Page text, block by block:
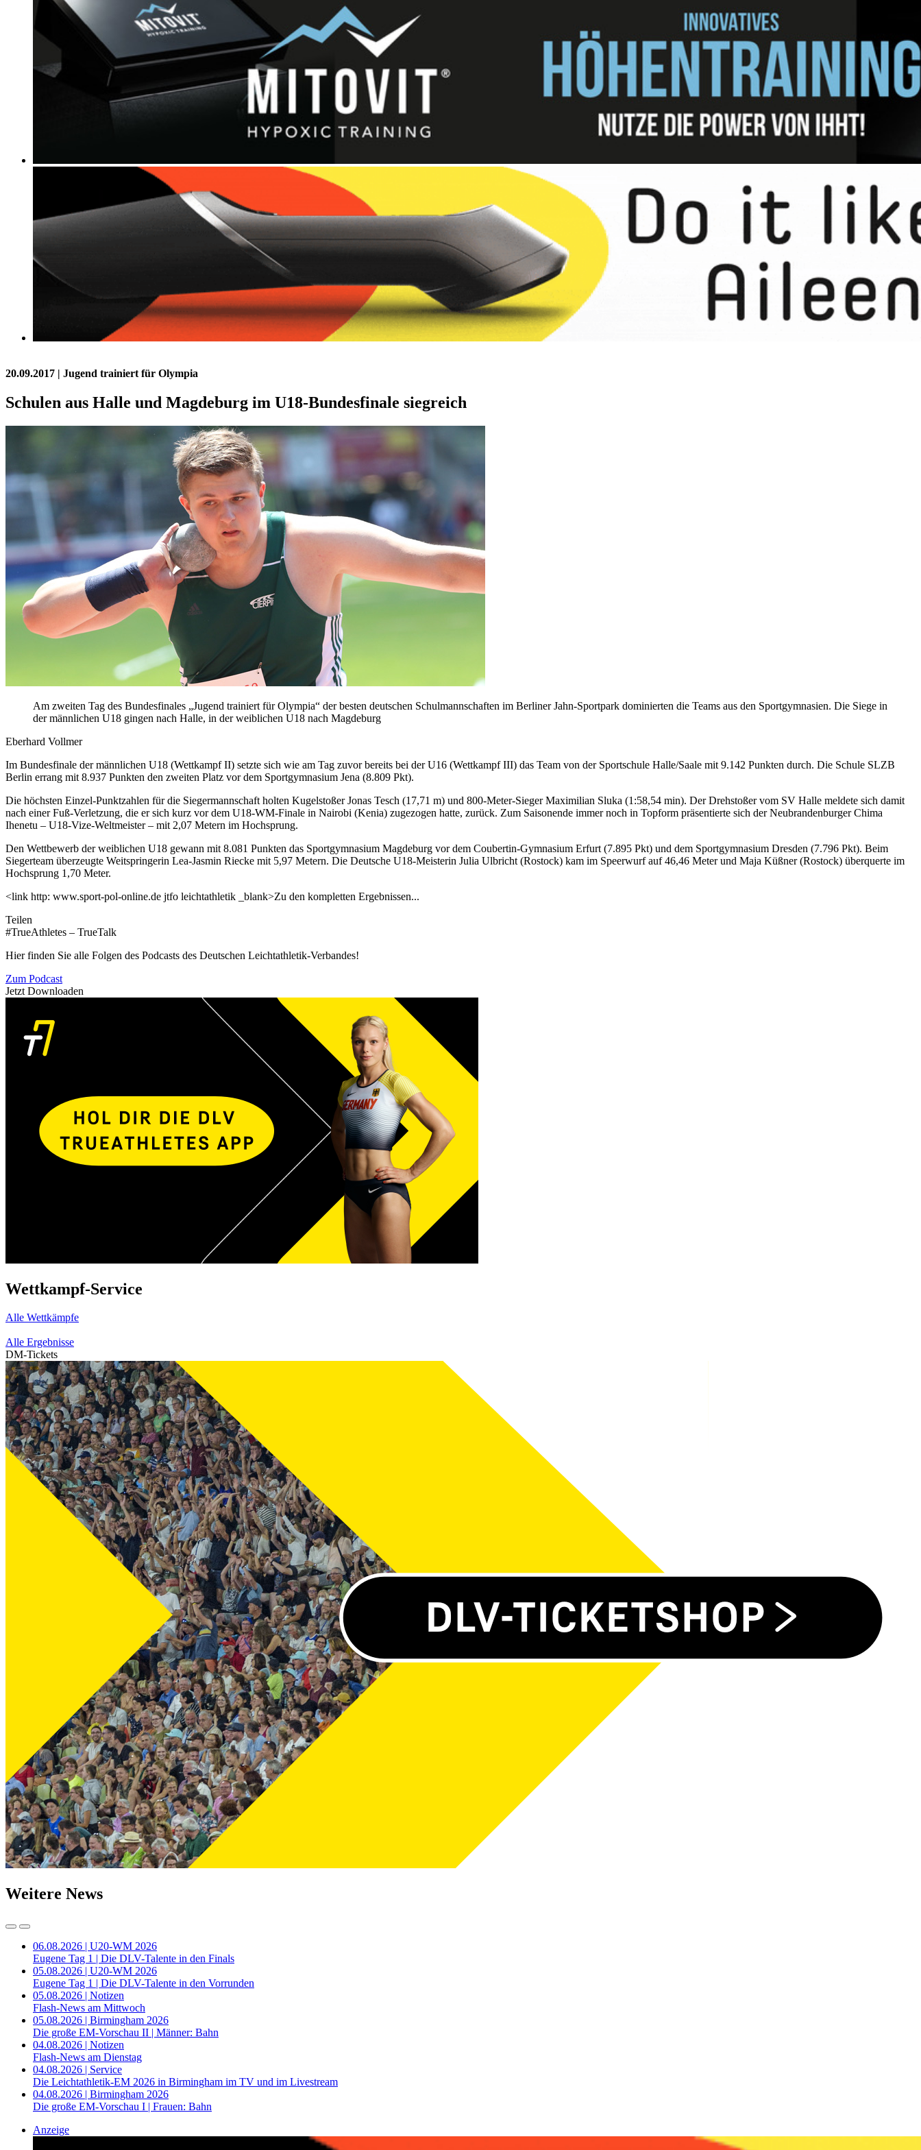
20.09.2017 | Jugend trainiert für Olympia
Schulen aus Halle und Magdeburg im U18-Bundesfinale siegreich
Am zweiten Tag des Bundesfinales „Jugend trainiert für Olympia“ der besten deutschen Schulmannschaften im Berliner Jahn-Sportpark dominierten die Teams aus den Sportgymnasien. Die Siege in
der männlichen U18 gingen nach Halle, in der weiblichen U18 nach Magdeburg
Eberhard Vollmer
Im Bundesfinale der männlichen U18 (Wettkampf II) setzte sich wie am Tag zuvor bereits bei der U16 (Wettkampf III) das Team von der Sportschule Halle/Saale mit 9.142 Punkten durch. Die Schule SLZB
Berlin errang mit 8.937 Punkten den zweiten Platz vor dem Sportgymnasium Jena (8.809 Pkt).
Die höchsten Einzel-Punktzahlen für die Siegermannschaft holten Kugelstoßer Jonas Tesch (17,71 m) und 800-Meter-Sieger Maximilian Sluka (1:58,54 min). Der Drehstoßer vom SV Halle meldete sich damit
nach einer Fuß-Verletzung, die er sich kurz vor dem U18-WM-Finale in Nairobi (Kenia) zugezogen hatte, zurück. Zum Saisonende immer noch in Topform präsentierte sich der Neubrandenburger Chima
Ihenetu – U18-Vize-Weltmeister – mit 2,07 Metern im Hochsprung.
Den Wettbewerb der weiblichen U18 gewann mit 8.081 Punkten das Sportgymnasium Magdeburg vor dem Coubertin-Gymnasium Erfurt (7.895 Pkt) und dem Sportgymnasium Dresden (7.796 Pkt). Beim
Siegerteam überzeugte Weitspringerin Lea-Jasmin Riecke mit 5,97 Metern. Die Deutsche U18-Meisterin Julia Ulbricht (Rostock) kam im Speerwurf auf 46,46 Meter und Maja Küßner (Rostock) überquerte im
Hochsprung 1,70 Meter.
<link http: www.sport-pol-online.de jtfo leichtathletik _blank>Zu den kompletten Ergebnissen...
Teilen
#TrueAthletes – TrueTalk
Hier finden Sie alle Folgen des Podcasts des Deutschen Leichtathletik-Verbandes!
Zum Podcast
Jetzt Downloaden
Wettkampf-Service
Alle Wettkämpfe
Alle Ergebnisse
DM-Tickets
Weitere News
06.08.2026 | U20-WM 2026
Eugene Tag 1 | Die DLV-Talente in den Finals
05.08.2026 | U20-WM 2026
Eugene Tag 1 | Die DLV-Talente in den Vorrunden
05.08.2026 | Notizen
Flash-News am Mittwoch
05.08.2026 | Birmingham 2026
Die große EM-Vorschau II | Männer: Bahn
04.08.2026 | Notizen
Flash-News am Dienstag
04.08.2026 | Service
Die Leichtathletik-EM 2026 in Birmingham im TV und im Livestream
04.08.2026 | Birmingham 2026
Die große EM-Vorschau I | Frauen: Bahn
Anzeige